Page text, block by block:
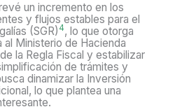
un incremento en los
y flujos estables para el
(SGR) 4, lo que otorga
al Ministerio de Hacienda
la Regla Fiscal y estabilizar
de trámites y
dinamizar la Inversión
lo que plantea una